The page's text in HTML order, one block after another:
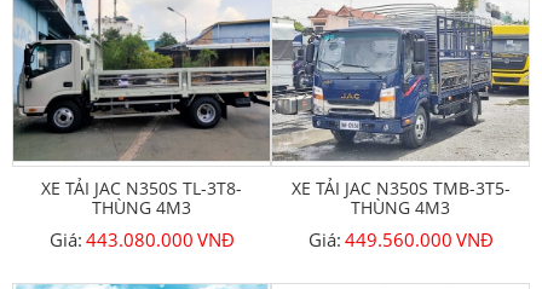
XE TẢI JAC N350S TL-3T8-
THÙNG 4M3
Giá: 443.080.000 VNĐ
XE TẢI JAC N350S TMB-3T5-
THÙNG 4M3
Giá: 449.560.000 VNĐ